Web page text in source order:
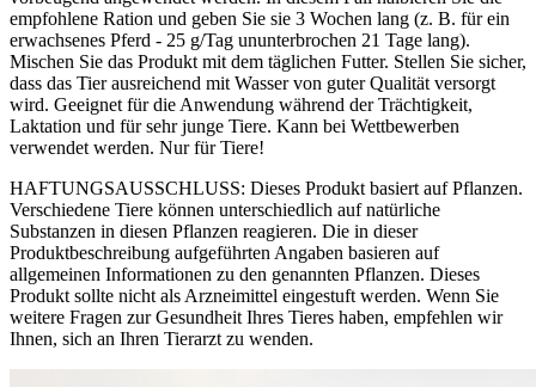
empfohlene Ration und geben Sie sie 3 Wochen lang (z. B. für ein
erwachsenes Pferd - 25 g/Tag ununterbrochen 21 Tage lang).
Mischen Sie das Produkt mit dem täglichen Futter. Stellen Sie sicher,
dass das Tier ausreichend mit Wasser von guter Qualität versorgt
wird. Geeignet für die Anwendung während der Trächtigkeit,
Laktation und für sehr junge Tiere. Kann bei Wettbewerben
verwendet werden. Nur für Tiere!
HAFTUNGSAUSSCHLUSS: Dieses Produkt basiert auf Pflanzen.
Verschiedene Tiere können unterschiedlich auf natürliche
Substanzen in diesen Pflanzen reagieren. Die in dieser
Produktbeschreibung aufgeführten Angaben basieren auf
allgemeinen Informationen zu den genannten Pflanzen. Dieses
Produkt sollte nicht als Arzneimittel eingestuft werden. Wenn Sie
weitere Fragen zur Gesundheit Ihres Tieres haben, empfehlen wir
Ihnen, sich an Ihren Tierarzt zu wenden.